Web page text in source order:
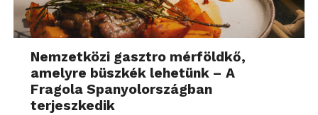
Nemzetközi gasztro mérföldkő,
amelyre büszkék lehetünk – A
Fragola Spanyolországban
terjeszkedik